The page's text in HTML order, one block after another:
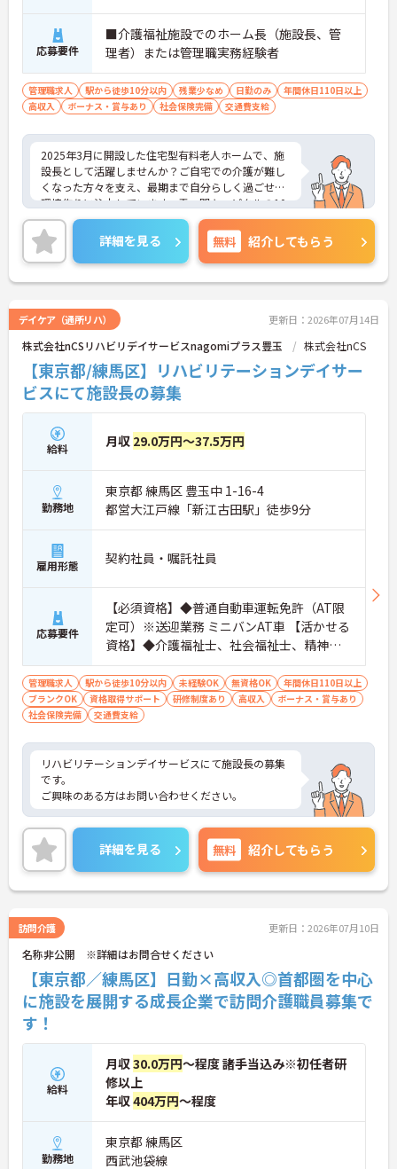
・新規施設が続々とオープンする成長フェーズにあ
るため、管理者としての経験を活かしてさらなるキ
【上場グループの基盤と充実した制度で長期就業が
期待できます】
・東証上場グループの100％子会社という盤石な経
営基盤があり、資金・開発の面で安定した施設運営
を行えます。
・定年65歳・70歳までの継続雇用制度が整備されて
おり、年間休日114日の無理のない勤務形態で腰を
据えて働き続けられます
応募要件
■介護福祉施設でのホーム長（施設長、管
理者）または管理職実務経験者
管理職求人 駅から徒歩10分以内 残業少なめ 日勤のみ
年間休日110日以上
高収入
ボーナス・賞与あり 社会保険完備 交通費支給
2025年3月に開設した住宅型有料老人ホームで、施
設長として活躍しませんか？ご自宅での介護が難し
くなった方々を支え、最期まで自分らしく過ごせる
環境作りに注力しています。霞ヶ関キャピタルの10
0％出資子会社として圧倒的な資金力と成長スピー
ドを誇る法人が母体で、がん末期や神経難病の方を
受け入れる「開かれたホスピス」を複数展開、2022
年の設立以降急拡大を続けており、新規オープニン
グのポストが豊富で新たなチームを一から構築でき
敷いており、専門スタッフと連携した質の高い施設
運営が可能です。社内独自の職務等級表に基づく明
確な職務給制度を導入しており、頑張りが適正に評
価される環境が整っています。定年65歳、70歳まで
の継続雇用制度に加え、年間休日114日・日勤のみ
の勤務形態により、プライベートと両立しながら長
期的にキャリアを築くことができます。
★おすすめPOINT★
【多職種連携による手厚い人員体制が整っていま
・看護師やリハビリ職など多岐にわたる専門職が多
数在籍しており、一つのチームで一つの目標へ向か
【明確な評価制度と豊富なポストでキャリアアップ
が期待できます】
・社内独自の職務等級表に基づき職務に応じて基本
給が決定されるため、実績や役割が適正に評価され
収入に還元されます。
・新規施設が続々とオープンする成長フェーズにあ
るため、管理者としての経験を活かしてさらなるキ
ャリアの選択肢を広げていける環境です。
【上場グループの基盤と充実した制度で長期就業が
期待できます】
営基盤があり、資金・開発の面で安定した施設運営
を行えます。
・定年65歳・70歳までの継続雇用制度が整備されて
おり、年間休日114日の無理のない勤務形態で腰を
据えて働き続けられます
詳細を見る 無料 紹介してもらう
デイケア（通所リハ） 更新日：2026年07月14日
株式会社nCSリハビリデイサービスnagomiプラス豊玉 株式会社nCS
【東京都/練馬区】リハビリテーションデイサー
ビスにて施設長の募集
給料 月収 29.0万円～37.5万円
勤務地
東京都 練馬区 豊玉中 1-16-4
都営大江戸線「新江古田駅」徒歩9分
雇用形態 契約社員・嘱託社員
応募要件
【必須資格】◆普通自動車運転免許（AT限
定可）※送迎業務 ミニバンAT車 【活かせる
資格】◆介護福祉士、社会福祉士、精神保
健福祉士、社会福祉主事任用資格※保有資
格によって手当がUPも目指せます！
管理職求人 駅から徒歩10分以内 未経験OK 無資格OK
年間休日110日以上
ブランクOK
資格取得サポート 研修制度あり 高収入
ボーナス・賞与あり
社会保険完備
交通費支給
リハビリテーションデイサービスにて施設長の募集
です。
ご興味のある方はお問い合わせください。
詳細を見る 無料 紹介してもらう
訪問介護 更新日：2026年07月10日
名称非公開 ※詳細はお問合せください
【東京都／練馬区】日勤×高収入◎首都圏を中心
に施設を展開する成長企業で訪問介護職員募集で
す！
給料
月収30.0万円～程度 諸手当込み※初任者研
修以上
年収404万円～程度
勤務地
東京都 練馬区
西武池袋線